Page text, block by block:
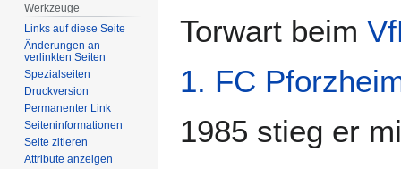
Torwart beim
1. FC
1985 stieg er
Werkzeuge
Links auf diese Seite
Änderungen an
verlinkten Seiten
Spezialseiten
Druckversion
Permanenter Link
Seiten­­informationen
Seite zitieren
Attribute anzeigen